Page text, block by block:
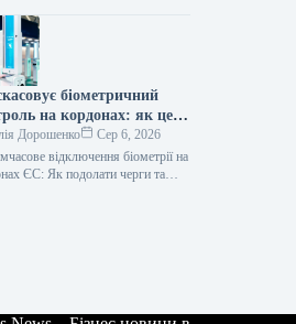
6 серпня 2026, 17:50
біометричний
на кордонах: як це
на черги
Дорошенко
Сер 6, 2026
відключення біометрії на
ЄС: Як подолати черги та